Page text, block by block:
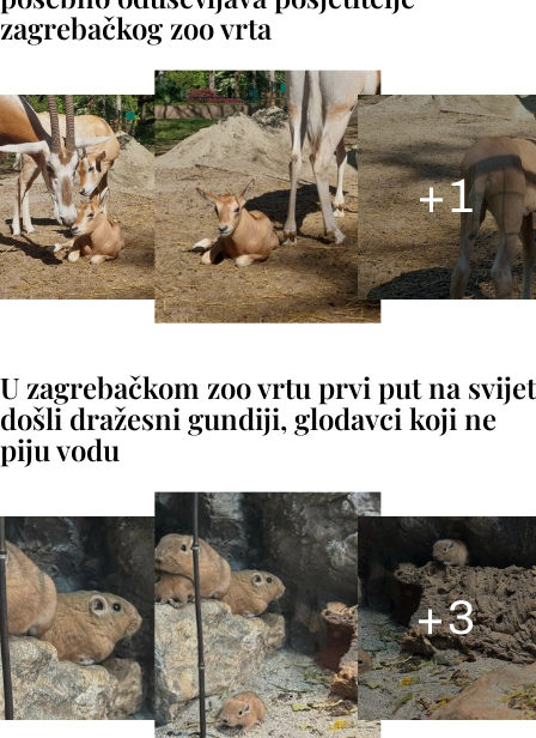
zagrebačkog zoo vrta
+1
U zagrebačkom zoo vrtu prvi put na svijet
došli dražesni gundiji, glodavci koji ne
piju vodu
+3